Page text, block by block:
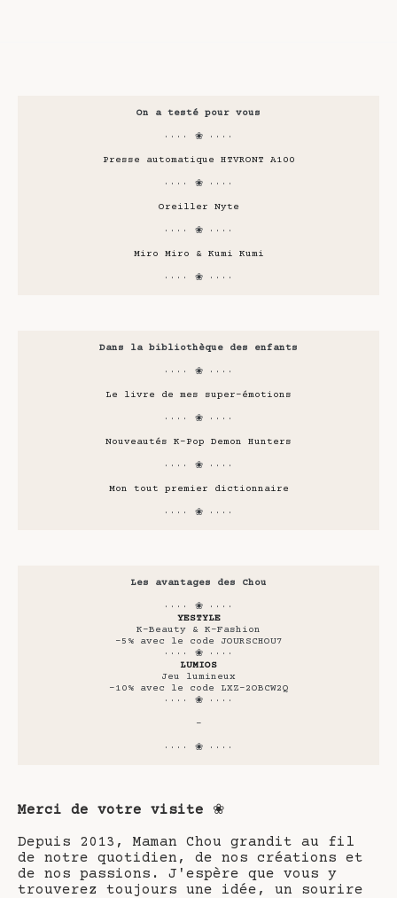
On a testé pour vous
···· ❀ ····
Presse automatique HTVRONT A100
···· ❀ ····
Oreiller Nyte
···· ❀ ····
Miro Miro & Kumi Kumi
···· ❀ ····
Dans la bibliothèque des enfants
···· ❀ ····
Le livre de mes super-émotions
···· ❀ ····
Nouveautés K-Pop Demon Hunters
···· ❀ ····
Mon tout premier dictionnaire
···· ❀ ····
Les avantages des Chou
···· ❀ ····
YESTYLE
K-Beauty & K-Fashion
-5% avec le code JOURSCHOU7
···· ❀ ····
LUMIOS
Jeu lumineux
-10% avec le code LXZ-2OBCW2Q
···· ❀ ····
-
···· ❀ ····
Merci de votre visite ❀
Depuis 2013, Maman Chou grandit au fil
de notre quotidien, de nos créations et
de nos passions. J'espère que vous y
trouverez toujours une idée, un sourire